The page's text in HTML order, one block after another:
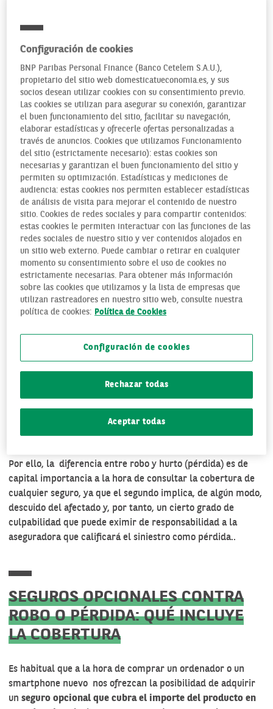
la mesa o en el bolso, con fácil acceso por si hay que volver
a emplearlo. Y eso lo saben los delincuentes, que
aprovechar el despiste y la falta de cautela de los
propietarios. Algo cada vez más común.
Por ello es importante tener los dispositivos asegurados
frente a las posibles sustracciones. Aunque antes conviene
distinguir entre robo y hurto, pues es algo que determina
las condiciones de cualquier tipo de póliza, ya que la
diferencia entre uno y otro es el grado de violencia,
intimidación o daños que se producen en el acto delictivo.
¿QUÉ ES UN ROBO?
Se considera un robo de nuestras propiedades cuando aquel
que se apodera de las mismas lo hace empleando la fuerza
sobre las cosas o violencia contra las personas. Es decir,
será un robo tanto si fuerzan la cerradura de la puerta para
sustraer el objeto, como si nos intimidan o forcejean con
nosotros para arrebatárnoslo.
¿QUÉ ES UN HURTO?
Un hurto, sin embargo, es cuando se produce la misma
situación, y nos sustraen nuestras posesiones, pero
. Es decir, cuando se nos arrebata el objeto
aprovechando un descuidoo una oportunidad favorecida
por la habilidad delictiva del sujeto. Y en tal caso, es difícil
la aseguradora bien puede
Por ello, la diferencia entre robo y hurto (pérdida) es de
capital importancia a la hora de consultar la cobertura de
cualquier seguro, ya que el segundo implica, de algún modo,
descuido del afectado y, por tanto, un cierto grado de
culpabilidad que puede eximir de responsabilidad a la
aseguradora que calificará el siniestro como pérdida..
SEGUROS OPCIONALES CONTRA
ROBO O PÉRDIDA: QUÉ INCLUYE
LA COBERTURA
Es habitual que a la hora de comprar un ordenador o un
smartphone nuevo nos ofrezcan la posibilidad de adquirir
un seguro opcional que cubra el importe del producto en
Configuración de cookies
BNP Paribas Personal Finance (Banco Cetelem S.A.U.),
propietario del sitio web domesticatueconomia.es, y sus
socios desean utilizar cookies con su consentimiento previo.
Las cookies se utilizan para asegurar su conexión, garantizar
el buen funcionamiento del sitio, facilitar su navegación,
elaborar estadísticas y ofrecerle ofertas personalizadas a
través de anuncios. Cookies que utilizamos Funcionamiento
del sitio (estrictamente necesario): estas cookies son
necesarias y garantizan el buen funcionamiento del sitio y
permiten su optimización. Estadísticas y mediciones de
audiencia: estas cookies nos permiten establecer estadísticas
de análisis de visita para mejorar el contenido de nuestro
sitio. Cookies de redes sociales y para compartir contenidos:
estas cookies le permiten interactuar con las funciones de las
redes sociales de nuestro sitio y ver contenidos alojados en
un sitio web externo. Puede cambiar o retirar en cualquier
momento su consentimiento sobre el uso de cookies no
estrictamente necesarias. Para obtener más información
sobre las cookies que utilizamos y la lista de empresas que
utilizan rastreadores en nuestro sitio web, consulte nuestra
política de cookies: Política de Cookies
Configuración de cookies
Rechazar todas
Aceptar todas